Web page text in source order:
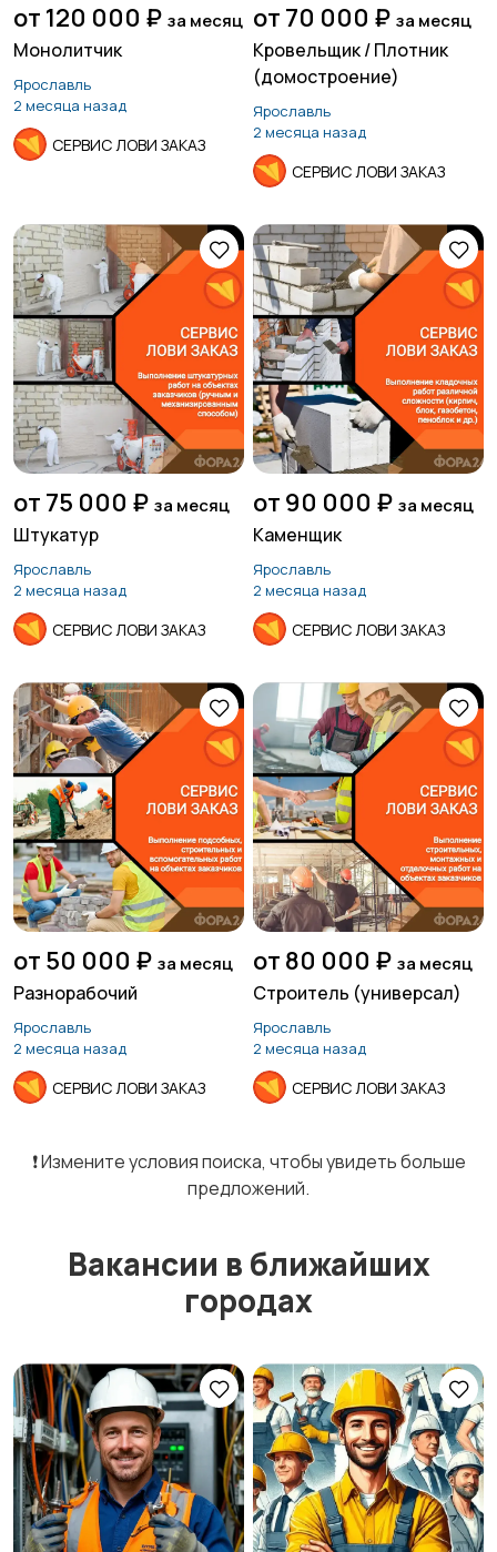
МО
Страхование
Строительство и
ремонт
Туризм и гостиницы
Управление
недвижимостью
Управление
персоналом
Удаленная работа
Финансы Юриспруденция
от 120 000 ₽ за месяц
Монолитчик
Ярославль
2 месяца назад
СЕРВИС ЛОВИ ЗАКАЗ
от 70 000 ₽ за месяц
Кровельщик / Плотник
(домостроение)
Ярославль
2 месяца назад
СЕРВИС ЛОВИ ЗАКАЗ
от 75 000 ₽ за месяц
Штукатур
Ярославль
2 месяца назад
СЕРВИС ЛОВИ ЗАКАЗ
от 90 000 ₽ за месяц
Каменщик
Ярославль
2 месяца назад
СЕРВИС ЛОВИ ЗАКАЗ
от 50 000 ₽ за месяц
Разнорабочий
Ярославль
2 месяца назад
СЕРВИС ЛОВИ ЗАКАЗ
от 80 000 ₽ за месяц
Строитель (универсал)
Ярославль
2 месяца назад
СЕРВИС ЛОВИ ЗАКАЗ
❗️ Измените условия поиска, чтобы увидеть больше
предложений.
Вакансии в ближайших
городах